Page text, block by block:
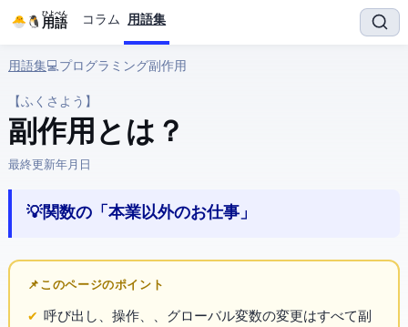
IT用語
ひよぺん コラム 用語集
用語集› 💻 プログラミング › 副作用
【ふくさよう】
副作用 とは？
最終更新:2026年4月18日
💡 関数の「本業以外のお仕事」
📌 このページのポイント
呼び出し、操作、console.log、グローバル変数の変更はすべて副